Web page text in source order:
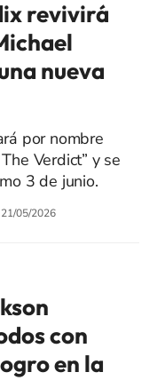
revivirá
nueva
por nombre
Verdict” y se
3 de junio.
21/05/2026
con
en la